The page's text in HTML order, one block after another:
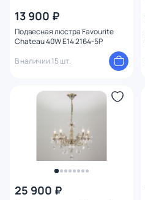
13 900 ₽
Подвесная люстра Favourite
Chateau 40W E14 2164-5P
В наличии 15 шт.
25 900 ₽